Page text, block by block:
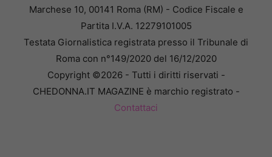
Marchese 10, 00141 Roma (RM) - Codice Fiscale e
Partita I.V.A. 12279101005
Testata Giornalistica registrata presso il Tribunale di
Roma con n°149/2020 del 16/12/2020
Copyright ©2026 - Tutti i diritti riservati -
CHEDONNA.IT MAGAZINE è marchio registrato -
Contattaci